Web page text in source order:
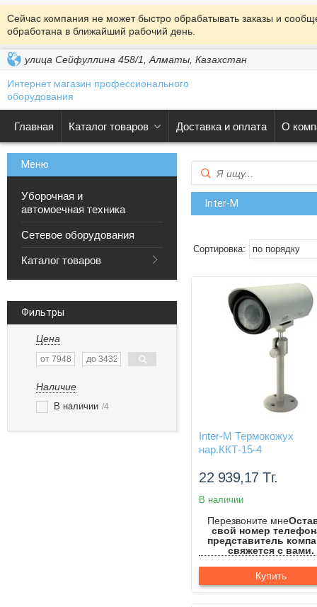
Сейчас компания не может быстро обрабатывать заказы и
обработана в ближайший рабочий день.
улица Сейфуллина 458/1, Алматы, Казахстан
Интернет магазин профессионального
оборудования
Главная Каталог товаров Доставка и оплата О
Уборочная и
автомоечная техника
Сетевое оборудования
Каталог товаров
Фильтры
Цена
Наличие
В наличии 4
Inter-M
Inter-M Термокожух
нар.ККТ-15-4
22 939,17Тг.
В наличии
Перезвоните мне
свой номер
представитель
свяжется с вами.
Купить